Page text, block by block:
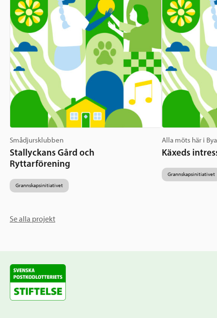
Smådjursklubben
Stallyckans Gård och
Ryttarförening
Grannskapsinitiativet
Alla möts här i
Käxeds
Grannskapsinitiativet
Se alla projekt